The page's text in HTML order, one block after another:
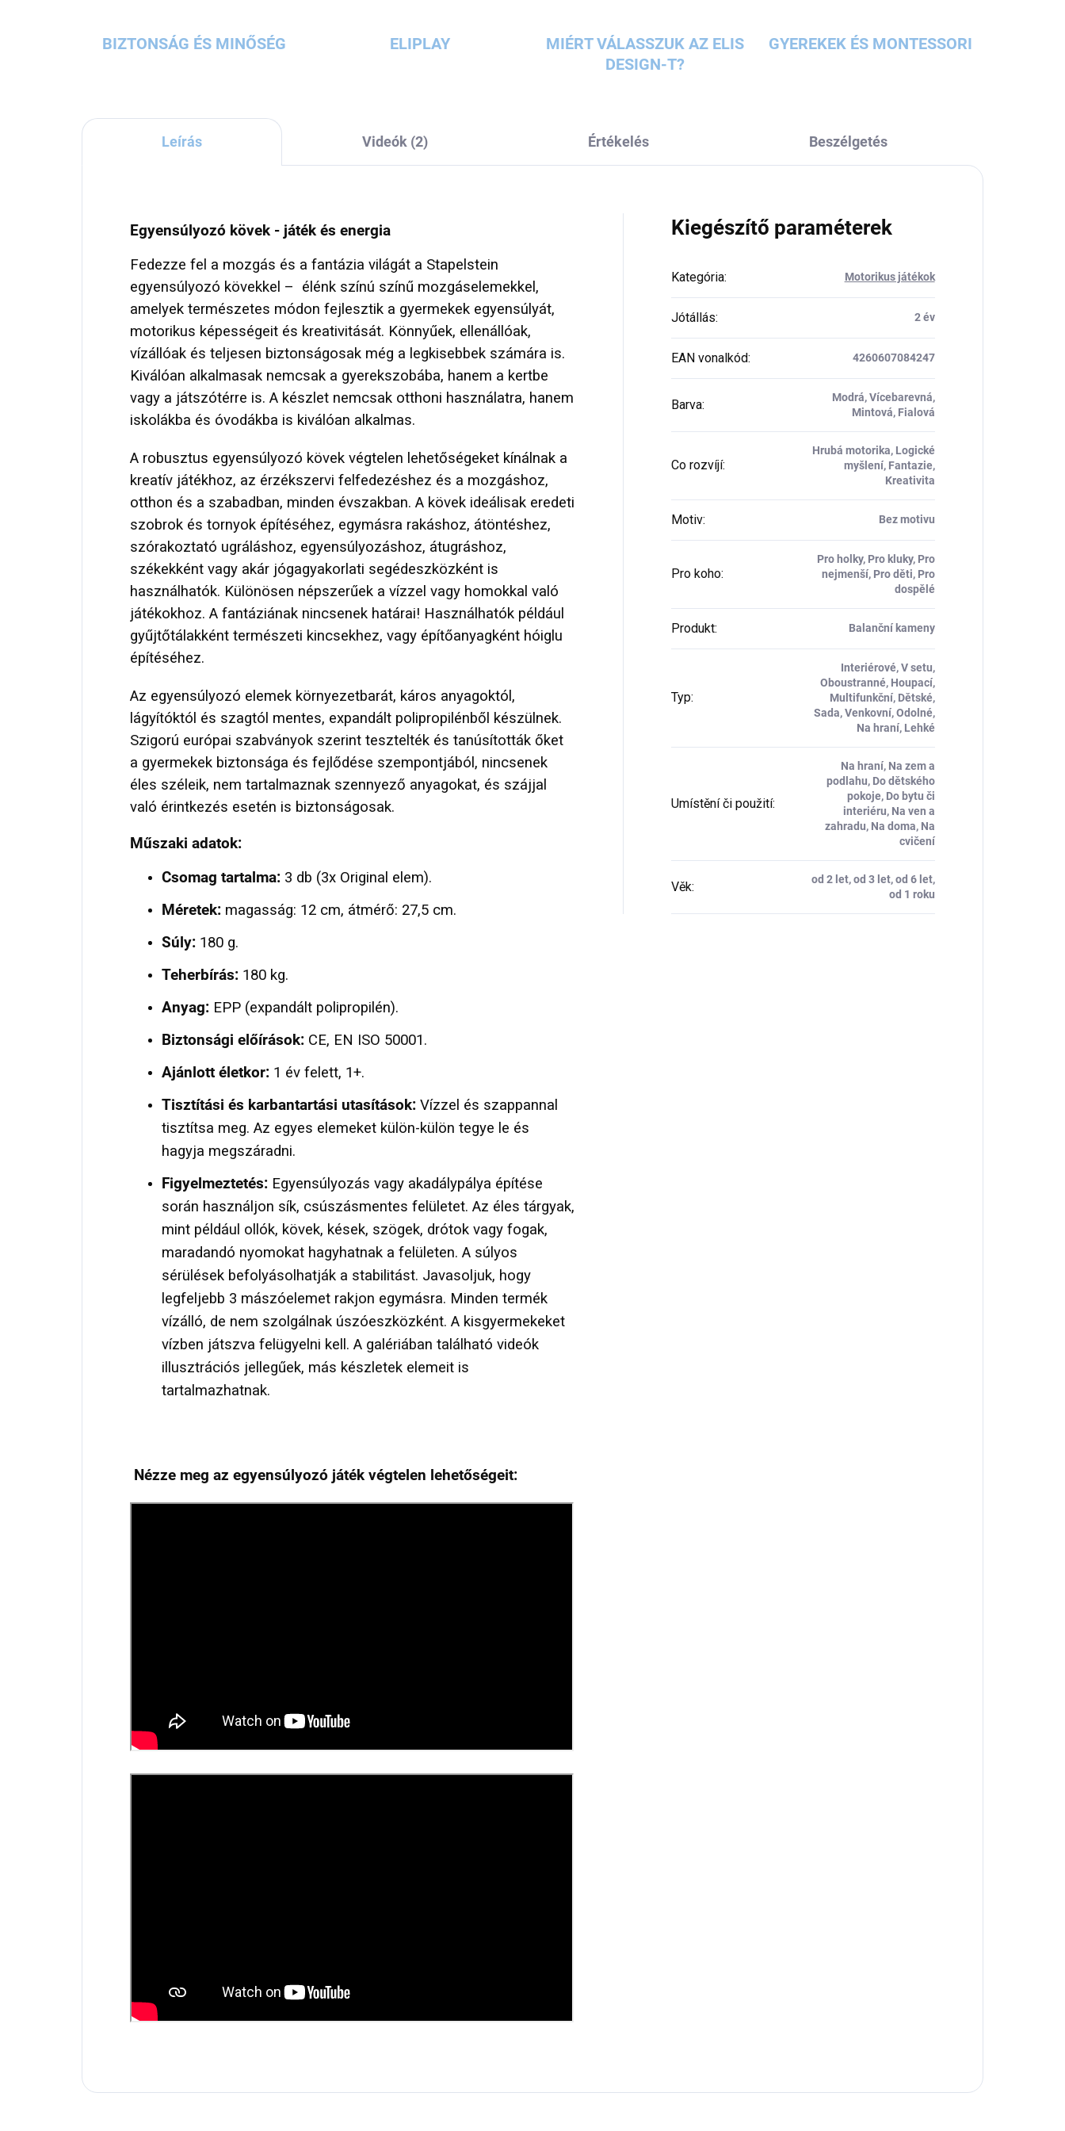
BIZTONSÁG ÉS MINŐSÉG ELIPLAY
MIÉRT VÁLASSZUK AZ ELIS
DESIGN-T?
GYEREKEK ÉS MONTESSORI
Leírás Videók (2) Értékelés Beszélgetés
Egyensúlyozó kövek - játék és energia
Fedezze fel a mozgás és a fantázia világát a Stapelstein
egyensúlyozó kövekkel – élénk színú színű mozgáselemekkel,
amelyek természetes módon fejlesztik a gyermekek egyensúlyát,
motorikus képességeit és kreativitását. Könnyűek, ellenállóak,
vízállóak és teljesen biztonságosak még a legkisebbek számára is.
Kiválóan alkalmasak nemcsak a gyerekszobába, hanem a kertbe
vagy a játszótérre is. A készlet nemcsak otthoni használatra, hanem
iskolákba és óvodákba is kiválóan alkalmas.
A robusztus egyensúlyozó kövek végtelen lehetőségeket kínálnak a
kreatív játékhoz, az érzékszervi felfedezéshez és a mozgáshoz,
otthon és a szabadban, minden évszakban. A kövek ideálisak eredeti
szobrok és tornyok építéséhez, egymásra rakáshoz, átöntéshez,
szórakoztató ugráláshoz, egyensúlyozáshoz, átugráshoz,
székekként vagy akár jógagyakorlati segédeszközként is
használhatók. Különösen népszerűek a vízzel vagy homokkal való
játékokhoz. A fantáziának nincsenek határai! Használhatók például
gyűjtőtálakként természeti kincsekhez, vagy építőanyagként hóiglu
építéséhez.
Az egyensúlyozó elemek környezetbarát, káros anyagoktól,
lágyítóktól és szagtól mentes, expandált polipropilénből készülnek.
Szigorú európai szabványok szerint tesztelték és tanúsították őket
a gyermekek biztonsága és fejlődése szempontjából, nincsenek
éles széleik, nem tartalmaznak szennyező anyagokat, és szájjal
való érintkezés esetén is biztonságosak.
Műszaki adatok:
Csomag tartalma: 3 db (3x Original elem).
Méretek: magasság: 12 cm, átmérő: 27,5 cm.
Súly: 180 g.
Teherbírás: 180 kg.
Anyag: EPP (expandált polipropilén).
Biztonsági előírások: CE, EN ISO 50001.
Ajánlott életkor: 1 év felett, 1+.
Tisztítási és karbantartási utasítások: Vízzel és szappannal
tisztítsa meg. Az egyes elemeket külön-külön tegye le és
hagyja megszáradni.
Figyelmeztetés: Egyensúlyozás vagy akadálypálya építése
során használjon sík, csúszásmentes felületet. Az éles tárgyak,
mint például ollók, kövek, kések, szögek, drótok vagy fogak,
maradandó nyomokat hagyhatnak a felületen. A súlyos
sérülések befolyásolhatják a stabilitást. Javasoljuk, hogy
legfeljebb 3 mászóelemet rakjon egymásra. Minden termék
vízálló, de nem szolgálnak úszóeszközként. A kisgyermekeket
vízben játszva felügyelni kell. A galériában található videók
illusztrációs jellegűek, más készletek elemeit is
tartalmazhatnak.
Nézze meg az egyensúlyozó játék végtelen lehetőségeit:
Kiegészítő paraméterek
Kategória: Motorikus játékok
Jótállás: 2 év
EAN vonalkód: 4260607084247
Barva:
Modrá, Vícebarevná,
Mintová, Fialová
Co rozvíjí:
Hrubá motorika, Logické
myšlení, Fantazie,
Kreativita
Motiv: Bez motivu
Pro koho:
Pro holky, Pro kluky, Pro
nejmenší, Pro děti, Pro
dospělé
Produkt: Balanční kameny
Typ:
Interiérové, V setu,
Oboustranné, Houpací,
Multifunkční, Dětské,
Sada, Venkovní, Odolné,
Na hraní, Lehké
Umístění či použití:
Na hraní, Na zem a
podlahu, Do dětského
pokoje, Do bytu či
interiéru, Na ven a
zahradu, Na doma, Na
cvičení
Věk:
od 2 let, od 3 let, od 6 let,
od 1 roku